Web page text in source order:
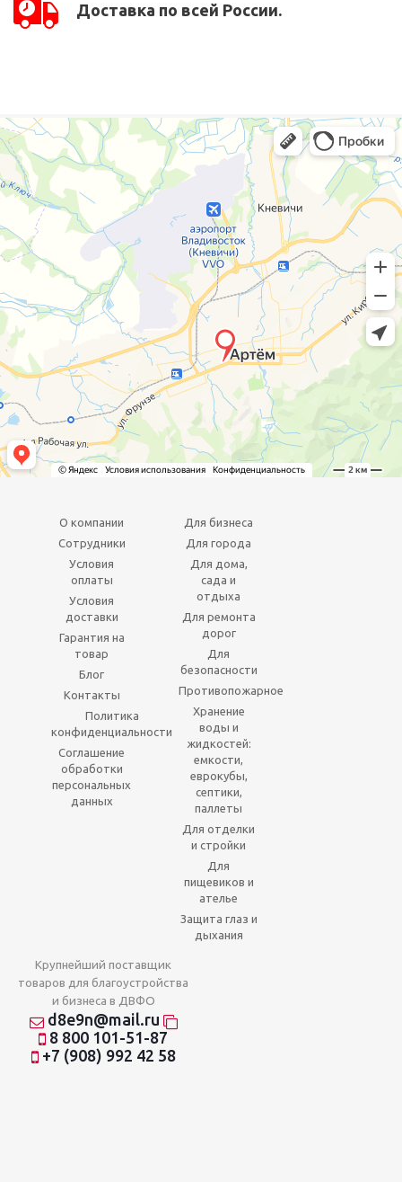
Доставка по всей России.
О компании
Сотрудники
Условия
оплаты
Условия
доставки
Гарантия на
товар
Блог
Контакты
Политика
конфиденциальности
Соглашение
обработки
персональных
данных
Для бизнеса
Для города
Для дома,
сада и
отдыха
Для ремонта
дорог
Для
безопасности
Противопожарное
Хранение
воды и
жидкостей:
емкости,
еврокубы,
септики,
паллеты
Для отделки
и стройки
Для
пищевиков и
ателье
Защита глаз и
дыхания
Крупнейший поставщик
товаров для благоустройства
и бизнеса в ДВФО
d8e9n@mail.ru
8 800 101-51-87
+7 (908) 992 42 58